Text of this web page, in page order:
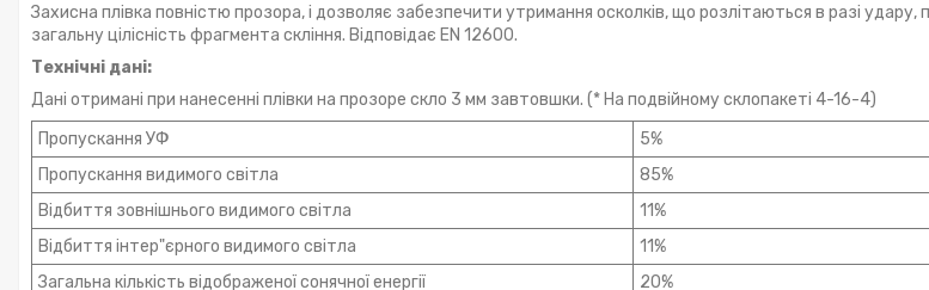
Захисна плівка повністю прозора, і дозволяє забезпечити утримання осколків, що розлітаються в разі
загальну цілісність фрагмента скління. Відповідає EN 12600.
Технічні дані:
Дані отримані при нанесенні плівки на прозоре скло 3 мм завтовшки. (* На подвійному склопакеті 4-16-4)
Пропускання УФ
5%
Пропускання видимого світла
85%
Відбиття зовнішнього видимого світла
11%
Відбиття інтер"єрного видимого світла
11%
Загальна кількість відображеної сонячної енергії
20%